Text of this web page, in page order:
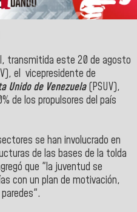
transmitida este 20 de agosto
el vicepresidente de
Unido de Venezuela(PSUV),
de los propulsores del país
se han involucrado en
de las bases de la tolda
que "la juventud se
con un plan de motivación,